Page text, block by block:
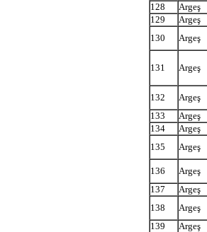
128
Argeş
129
Argeş
130
Argeş
131 Argeş
132
Argeş
133
Argeş
134
Argeş
135
Argeş
136
Argeş
137
Argeş
138
Argeş
139
Argeş